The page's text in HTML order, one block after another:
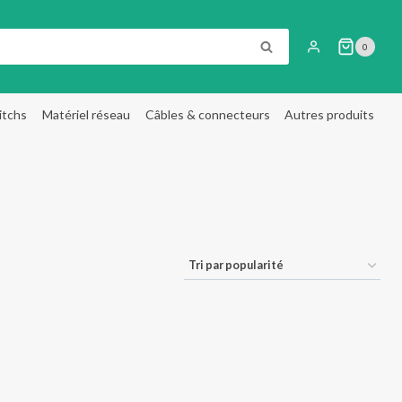
RECHERCHE 0
Matériel réseau Câbles & connecteurs
Autres produits